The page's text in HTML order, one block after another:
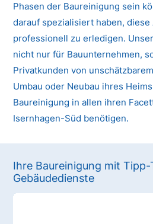
Phasen der Baureinigung sein
darauf spezialisiert haben,
professionell zu erledigen.
nicht nur für Bauunternehmen,
Privatkunden von
Umbau oder Neubau ihres
Baureinigung in allen ihren
Isernhagen-Süd benötigen.
Ihre Baureinigung mit Tipp-
Gebäudedienste